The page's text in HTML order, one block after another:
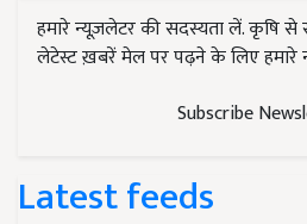
हमारे न्यूज़लेटर की सदस्यता लें. कृषि
लेटेस्ट ख़बरें मेल पर पढ़ने के लिए हमारे
Subscribe
Latest feeds